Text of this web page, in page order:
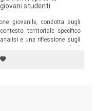
studenti
giovanile, condotta sugli
territoriale specifico
e una riflessione sugli
dal tempo libero alla
l’abuso di alcol e